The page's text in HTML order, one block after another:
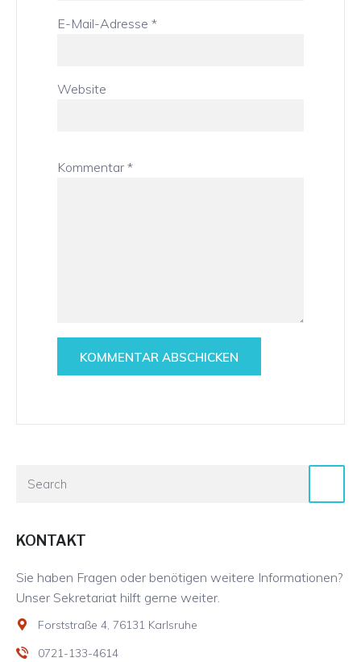
E-Mail-Adresse *
Website
Kommentar *
KONTAKT
Sie haben Fragen oder benötigen weitere Informationen?
Unser Sekretariat hilft gerne weiter.
Forststraße 4, 76131 Karlsruhe
0721-133-4614